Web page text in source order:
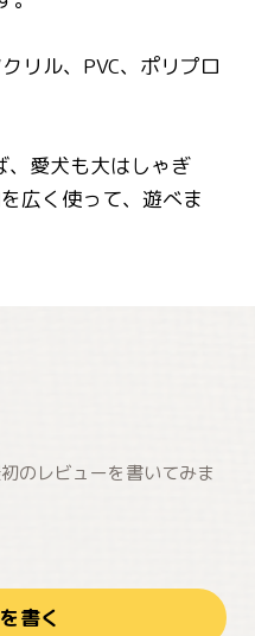
リル、PVC、ポリプロ
愛犬も大はしゃぎ
広く使って、遊べま
のレビューを書いてみま
書く